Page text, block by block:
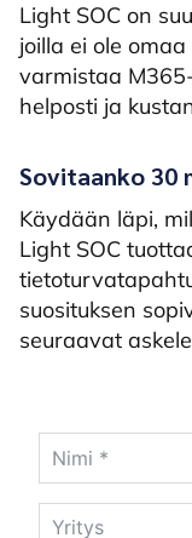
Light SOC on
joilla ei ole
varmistaa
helposti ja
Sovitaanko 30
Käydään läpi,
Light SOC
suosituksen
seuraavat